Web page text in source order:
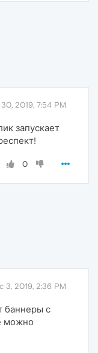
2019, 7:54 PM
запускает
0
3, 2019, 2:36 PM
баннеры с
можно